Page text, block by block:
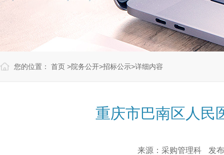
您的位置： 首页 >院务公开>招标公示>详细内容
重庆市巴南区人民
来源：采购管理科 发